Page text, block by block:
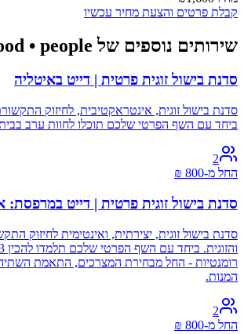
קבלת פרטים והצעת מחיר עכשיו
שירותים נוספים של FINE; food • people
סדנת בישול זוגית פרטית | דייט באיטליה
סדנת בישול זוגית, אינטראקטיבית, לחיזוק
ביחד עם השף הפרטי שלכם תוכלו לחוות ערב
2
החל מ-800
₪
סדנת בישול זוגית פרטית | דייט במרפסת:
סדנת בישול זוגית, יצירתית, ואינטימית לחיזוק
רומנטיות - החל מבחירת המצרכים, התאמת
המנות.
2
החל מ-800
₪